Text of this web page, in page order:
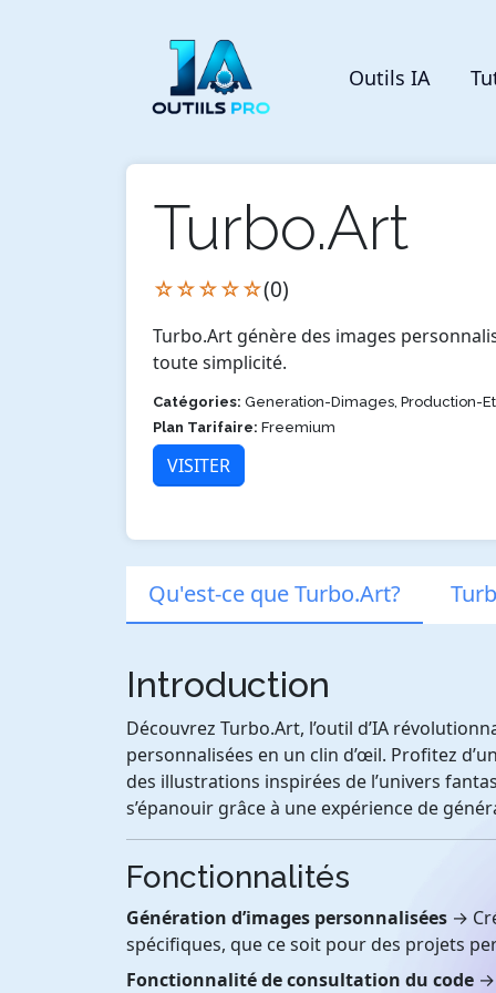
Outils IA
Turbo.Art
☆☆☆☆☆(0)
Turbo.Art génère des images
toute simplicité.
Catégories: Generation-Dimages, Production-
Plan Tarifaire: Freemium
VISITER
Qu'est-ce que Turbo.Art?
Introduction
Découvrez Turbo.Art, l’outil d’IA
personnalisées en un clin d’œil. Profitez
des illustrations inspirées de l’univers
s’épanouir grâce à une expérience de
Fonctionnalités
Génération d’images personnalisées →
spécifiques, que ce soit pour des projets
Fonctionnalité de consultation du code →